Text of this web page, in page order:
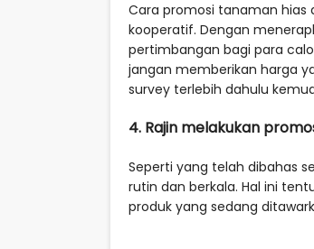
Cara promosi tanaman hias
kooperatif. Dengan
pertimbangan bagi para
jangan memberikan harga
survey terlebih dahulu
4. Rajin melakukan
Seperti yang telah dibahas
rutin dan berkala. Hal ini
produk yang sedang